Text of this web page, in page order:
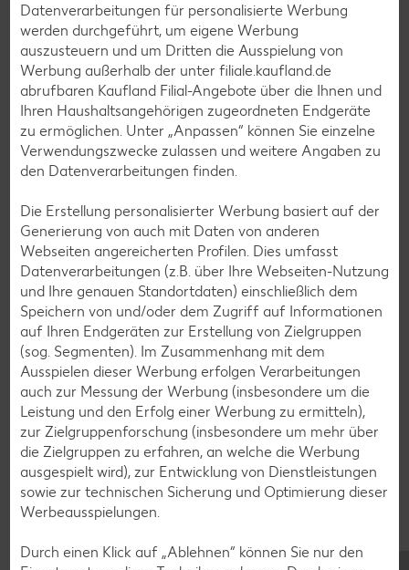
Fleisch-Rezepte
Fisch-Rezepte
Geflügel-Rezepte
Lamm-Rezepte
Grill-Rezepte
Apfelkuchen-Rezepte
Schokokuchen-Rezepte
Torten-Rezepte
Eis-Rezepte
Pfannkuchen-Rezepte
Plätzchen-Rezepte
Smoothie-Rezepte
Bowle-Rezepte
Cocktail-Rezepte
Erdbeer-Rezepte
Datenverarbeitungen für personalisierte Werbung
werden durchgeführt, um eigene Werbung
auszusteuern und um Dritten die Ausspielung von
Werbung außerhalb der unter filiale.kaufland.de
abrufbaren Kaufland Filial-Angebote über die Ihnen und
Ihren Haushaltsangehörigen zugeordneten Endgeräte
zu ermöglichen. Unter „Anpassen“ können Sie einzelne
Verwendungszwecke zulassen und weitere Angaben zu
den Datenverarbeitungen finden.
Die Erstellung personalisierter Werbung basiert auf der
Generierung von auch mit Daten von anderen
Webseiten angereicherten Profilen. Dies umfasst
Datenverarbeitungen (z.B. über Ihre Webseiten-Nutzung
und Ihre genauen Standortdaten) einschließlich dem
Speichern von und/oder dem Zugriff auf Informationen
auf Ihren Endgeräten zur Erstellung von Zielgruppen
(sog. Segmenten). Im Zusammenhang mit dem
Ausspielen dieser Werbung erfolgen Verarbeitungen
auch zur Messung der Werbung (insbesondere um die
Leistung und den Erfolg einer Werbung zu ermitteln),
zur Zielgruppenforschung (insbesondere um mehr über
die Zielgruppen zu erfahren, an welche die Werbung
ausgespielt wird), zur Entwicklung von Dienstleistungen
sowie zur technischen Sicherung und Optimierung dieser
Werbeausspielungen.
Durch einen Klick auf „Ablehnen“ können Sie nur den